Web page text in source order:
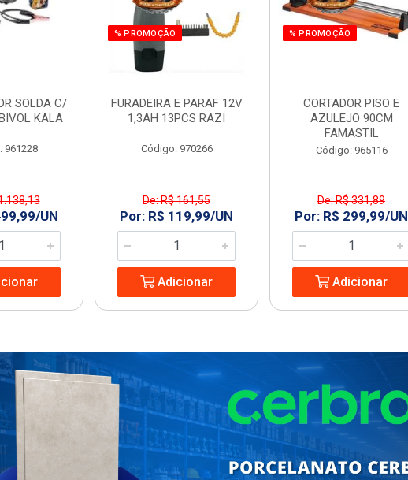
SOLDA C/
KALA
961228
UN
% PROMOÇÃO
FURADEIRA E PARAF 12V
1,3AH 13PCS RAZI
Código: 970266
De: R$ 161,55
Por: R$ 119,99/UN
Adicionar
% PROMOÇÃO
CORTADOR PISO E
AZULEJO 90CM
FAMASTIL
Código: 965116
De: R$ 331,89
Por: R$ 299,99/UN
Adicionar